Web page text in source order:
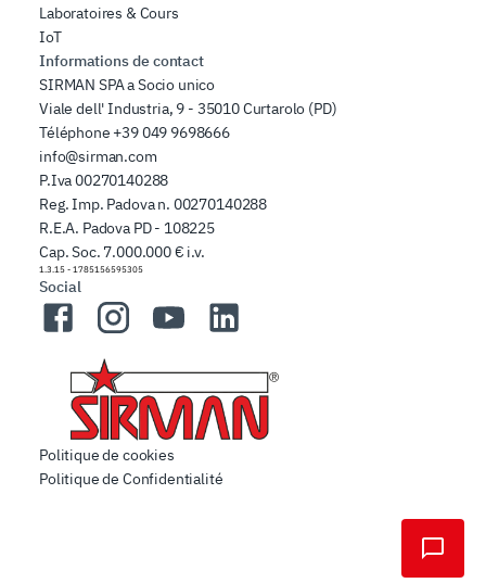
Laboratoires & Cours
IoT
Informations de contact
SIRMAN SPA a Socio unico
Viale dell' Industria, 9 - 35010 Curtarolo (PD)
Téléphone +39 049 9698666
info@sirman.com
P.Iva 00270140288
Reg. Imp. Padova n. 00270140288
R.E.A. Padova PD - 108225
Cap. Soc. 7.000.000 € i.v.
1.3.15 - 1785156595305
Social
FacebookInstagramYouTubeLinkedIn
Politique de cookies
Politique de Confidentialité